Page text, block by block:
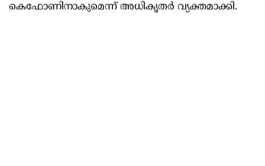
കെഫോണിനാകുമെന്ന് അധികൃതർ വ്യക്തമാക്കി.